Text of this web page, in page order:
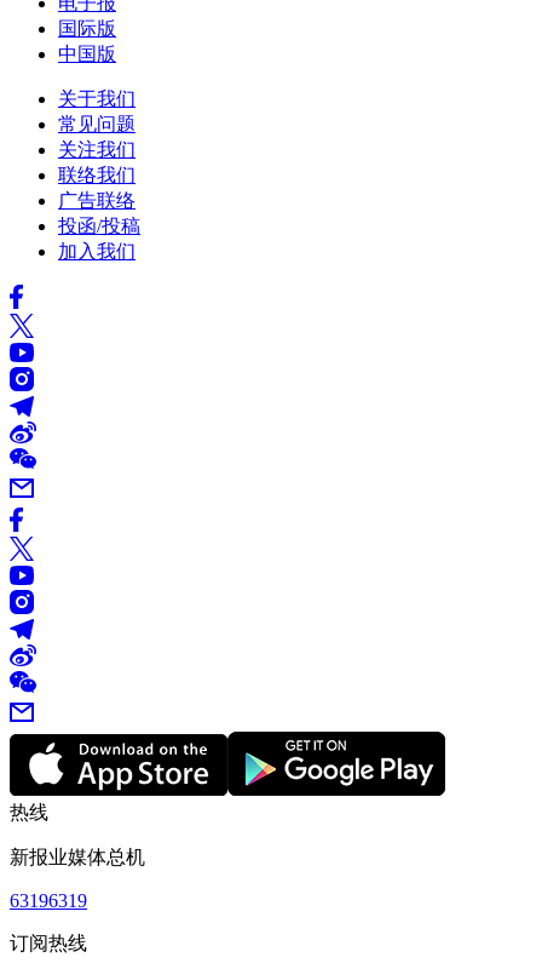
国际版
中国版
关于我们
常见问题
关注我们
联络我们
广告联络
投函/投稿
加入我们
热线
新报业媒体总机
63196319
订阅热线